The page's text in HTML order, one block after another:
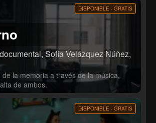
el hijo de Papá Milagro, se vio obligado
barrio tras la muerte de su padre. Veinte
llegado el momento de volver a hacer
DISPONIBLE · GRATIS
Sofía Velázquez Núñez,
de la memoria a través de la música,
de ambos.
DISPONIBLE · GRATIS